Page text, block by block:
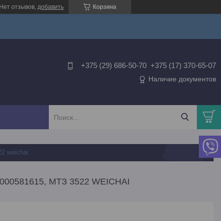
Корзина
Нет отзывов, добавить
+375 (29) 686-50-70 +375 (17) 370-65-07
Наличие документов
weichai
МТЗ 3522 WEICHAI